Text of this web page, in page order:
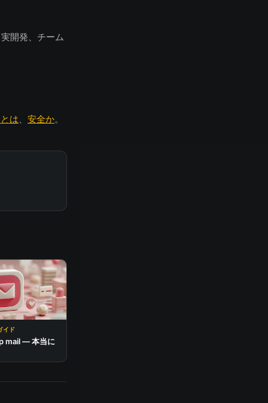
開発、チーム
は、 安全か。
イド
mail — 本当に